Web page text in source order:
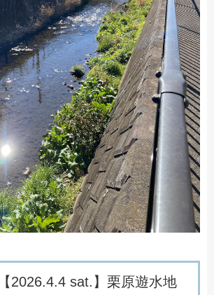
【2026.4.4 sat.】栗原遊水地